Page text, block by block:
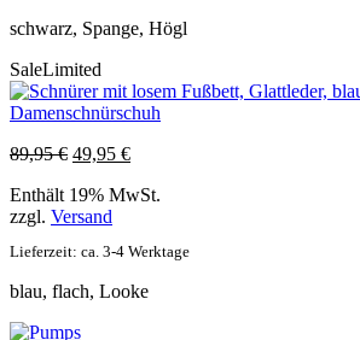
schwarz, Spange, Högl
SaleLimited
Damenschnürschuh
89,95€ Ursprünglicher
war:
89,95 €
49,95 €Aktueller
ist:
Enthält 19% MwSt.
zzgl. Versand
Lieferzeit: ca. 3-4 Werktage
blau, flach, Looke